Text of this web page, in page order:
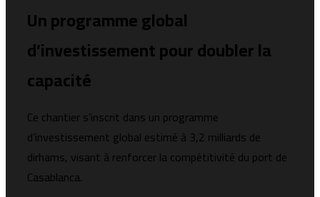
Un programme global
d’investissement pour doubler la
capacité
Ce chantier s’inscrit dans un programme
d’investissement global estimé à 3,2 milliards de
dirhams, visant à renforcer la compétitivité du port de
Casablanca.